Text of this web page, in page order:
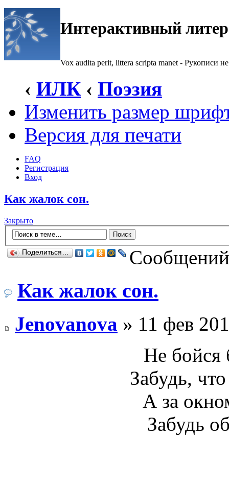
Интерактивный
Vox audita perit, littera scripta manet - Рукописи не
‹ ИЛК ‹ Поэзия
Изменить размер
Версия для печати
FAQ
Регистрация
Вход
Как жалок сон.
Закрыто
Поделиться…
Как жалок сон.
Jenovanova » 11 фев
Не бойся
Забудь,
А за
Забудь